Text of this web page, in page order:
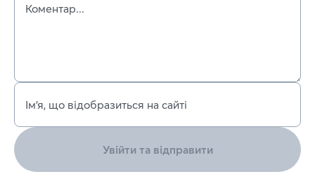
Коментар...
Ім’я, що відобразиться на сайті
Увійти та відправити